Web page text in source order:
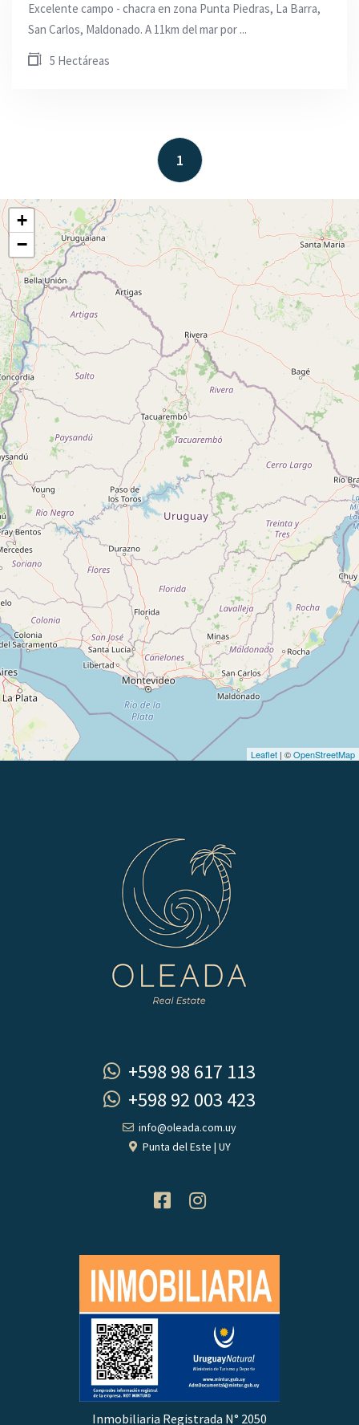
Excelente campo - chacra en zona Punta Piedras, La Barra,
San Carlos, Maldonado. A 11km del mar por ...
5 Hectáreas
1
+
−
Leaflet | ©OpenStreetMap
+598 98 617 113
+598 92 003 423
info@oleada.com.uy
Punta del Este | UY
Inmobiliaria Registrada N° 2050